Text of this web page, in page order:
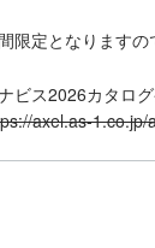
限定となりますの
ビス2026カタロ
axel.as-